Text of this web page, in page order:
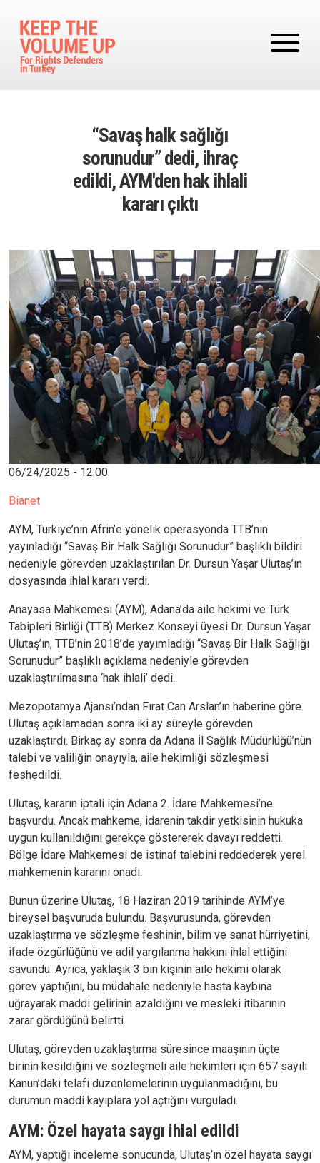
“Savaş halk sağlığı
sorunudur” dedi, ihraç
edildi, AYM'den hak ihlali
kararı çıktı
Image
06/24/2025 - 12:00
Bianet
AYM, Türkiye’nin Afrin’e yönelik operasyonda TTB’nin
yayınladığı “Savaş Bir Halk Sağlığı Sorunudur” başlıklı bildiri
nedeniyle görevden uzaklaştırılan Dr. Dursun Yaşar Ulutaş’ın
dosyasında ihlal kararı verdi.
Anayasa Mahkemesi (AYM), Adana’da aile hekimi ve Türk
Tabipleri Birliği (TTB) Merkez Konseyi üyesi Dr. Dursun Yaşar
Ulutaş’ın, TTB’nin 2018’de yayımladığı “Savaş Bir Halk Sağlığı
Sorunudur” başlıklı açıklama nedeniyle görevden
uzaklaştırılmasına ‘hak ihlali’ dedi.
Mezopotamya Ajansı’ndan Fırat Can Arslan’ın haberine göre
Ulutaş açıklamadan sonra iki ay süreyle görevden
uzaklaştırdı. Birkaç ay sonra da Adana İl Sağlık Müdürlüğü’nün
talebi ve valiliğin onayıyla, aile hekimliği sözleşmesi
feshedildi.
Ulutaş, kararın iptali için Adana 2. İdare Mahkemesi’ne
başvurdu. Ancak mahkeme, idarenin takdir yetkisinin hukuka
uygun kullanıldığını gerekçe göstererek davayı reddetti.
Bölge İdare Mahkemesi de istinaf talebini reddederek yerel
mahkemenin kararını onadı.
Bunun üzerine Ulutaş, 18 Haziran 2019 tarihinde AYM’ye
bireysel başvuruda bulundu. Başvurusunda, görevden
uzaklaştırma ve sözleşme feshinin, bilim ve sanat hürriyetini,
ifade özgürlüğünü ve adil yargılanma hakkını ihlal ettiğini
savundu. Ayrıca, yaklaşık 3 bin kişinin aile hekimi olarak
görev yaptığını, bu müdahale nedeniyle hasta kaybına
uğrayarak maddi gelirinin azaldığını ve mesleki itibarının
zarar gördüğünü belirtti.
Ulutaş, görevden uzaklaştırma süresince maaşının üçte
birinin kesildiğini ve sözleşmeli aile hekimleri için 657 sayılı
Kanun’daki telafi düzenlemelerinin uygulanmadığını, bu
durumun maddi kayıplara yol açtığını vurguladı.
AYM: Özel hayata saygı ihlal edildi
AYM, yaptığı inceleme sonucunda, Ulutaş’ın özel hayata saygı